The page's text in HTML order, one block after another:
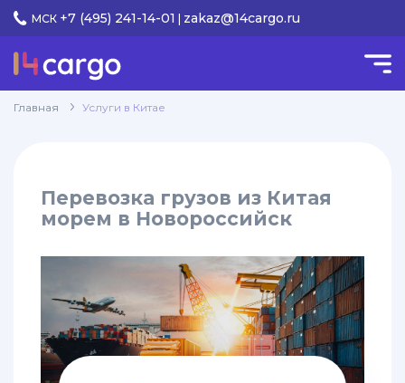
МСК +7 (495) 241-14-01 zakaz@14cargo.ru
Главная Услуги в Китае
КАТЕГОРИИ
Услуги
keyboard_arrow_down
грузов
грузов
Китая
Красноярск
Перевозка
Перевозка грузов из Китая
морем в Новороссийск